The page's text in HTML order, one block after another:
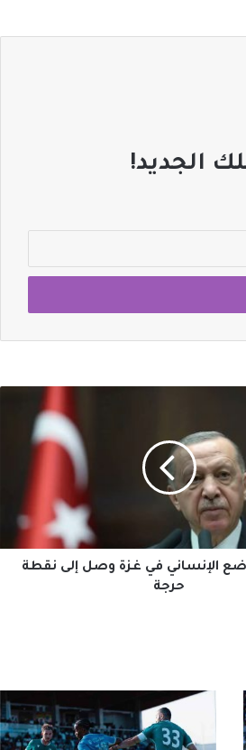
الجديد!
الإنساني في غزة وصل إلى نقطة
حرجة